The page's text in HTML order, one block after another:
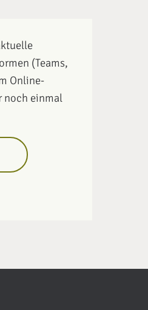
(Teams,
Online-
noch einmal